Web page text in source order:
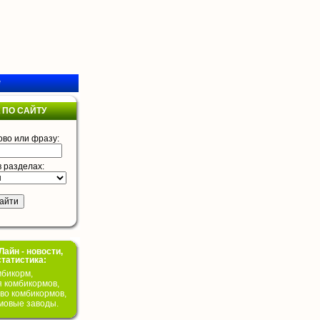
САЙТУ
или фразу:
разделах:
- новости,
комбикормов,
комбикормов,
заводы.